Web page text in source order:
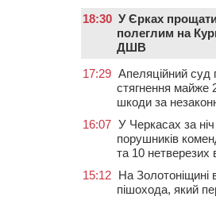
18:30 У Єрках
полеглим на
ДШВ
17:29 Апеляційний суд
стягнення майже
шкоди за
16:07 У Черкасах за
порушників
та 10 нетверезих
15:12 На Золотоніщині
пішохода, який